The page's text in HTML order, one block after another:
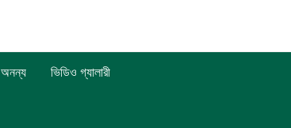
অনন্য ভিডিও গ্যালারী